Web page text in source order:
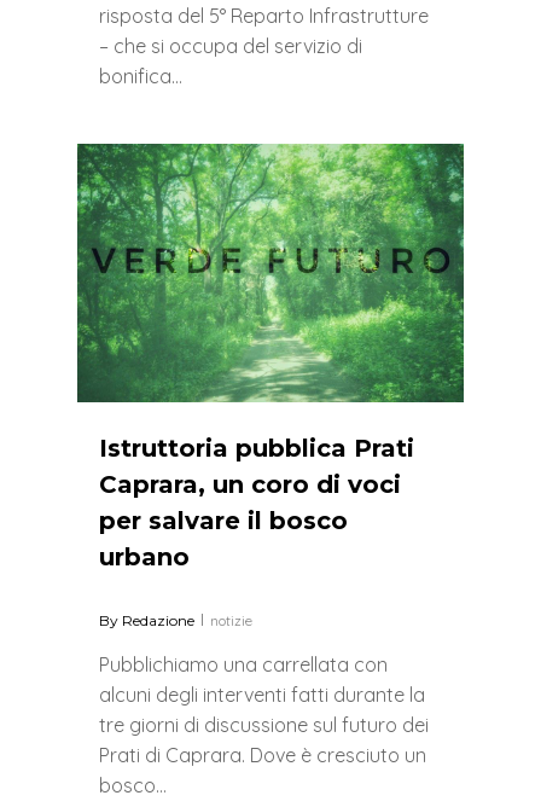
risposta del 5° Reparto Infrastrutture
– che si occupa del servizio di
bonifica…
Istruttoria pubblica Prati
Caprara, un coro di voci
per salvare il bosco
urbano
By Redazione notizie
Pubblichiamo una carrellata con
alcuni degli interventi fatti durante la
tre giorni di discussione sul futuro dei
Prati di Caprara. Dove è cresciuto un
bosco…
0